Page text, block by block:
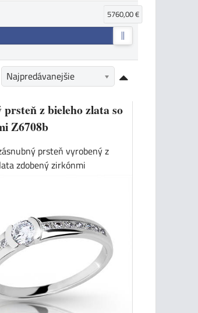
5760,00 €
Najpredávanejšie
prsteň z bieleho zlata so
Z6708b
prsteň vyrobený z
zdobený zirkónmi